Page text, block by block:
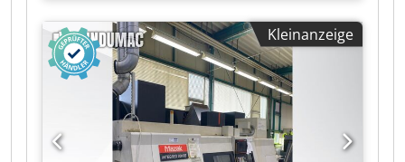
900 mm max. Drehdurchmesser: 650 mm
Spindelbohrung: 117 mm Antriebsleistung: 30
kW max. Drehmoment: 1750 NM
Drehzahlbereich bis: 2800 U/min Steuerung:
Fanuc 31i angetriebene Spindeln Angetriebene
Werkzeuge: 12 Steuerung Fanuc Späneförderer
Dodjztbu Topfx Ai Tskr Y-Achse C-Achse BMT75-
Revolver Reitstock Hydraulikfutter
Kleinanzeige